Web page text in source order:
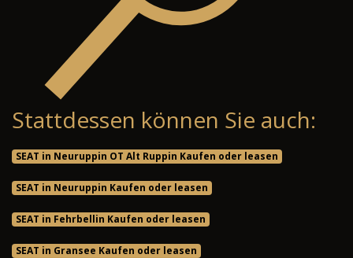
Stattdessen können Sie auch:
SEAT in Neuruppin OT Alt Ruppin Kaufen oder leasen
SEAT in Neuruppin Kaufen oder leasen
SEAT in Fehrbellin Kaufen oder leasen
SEAT in Gransee Kaufen oder leasen